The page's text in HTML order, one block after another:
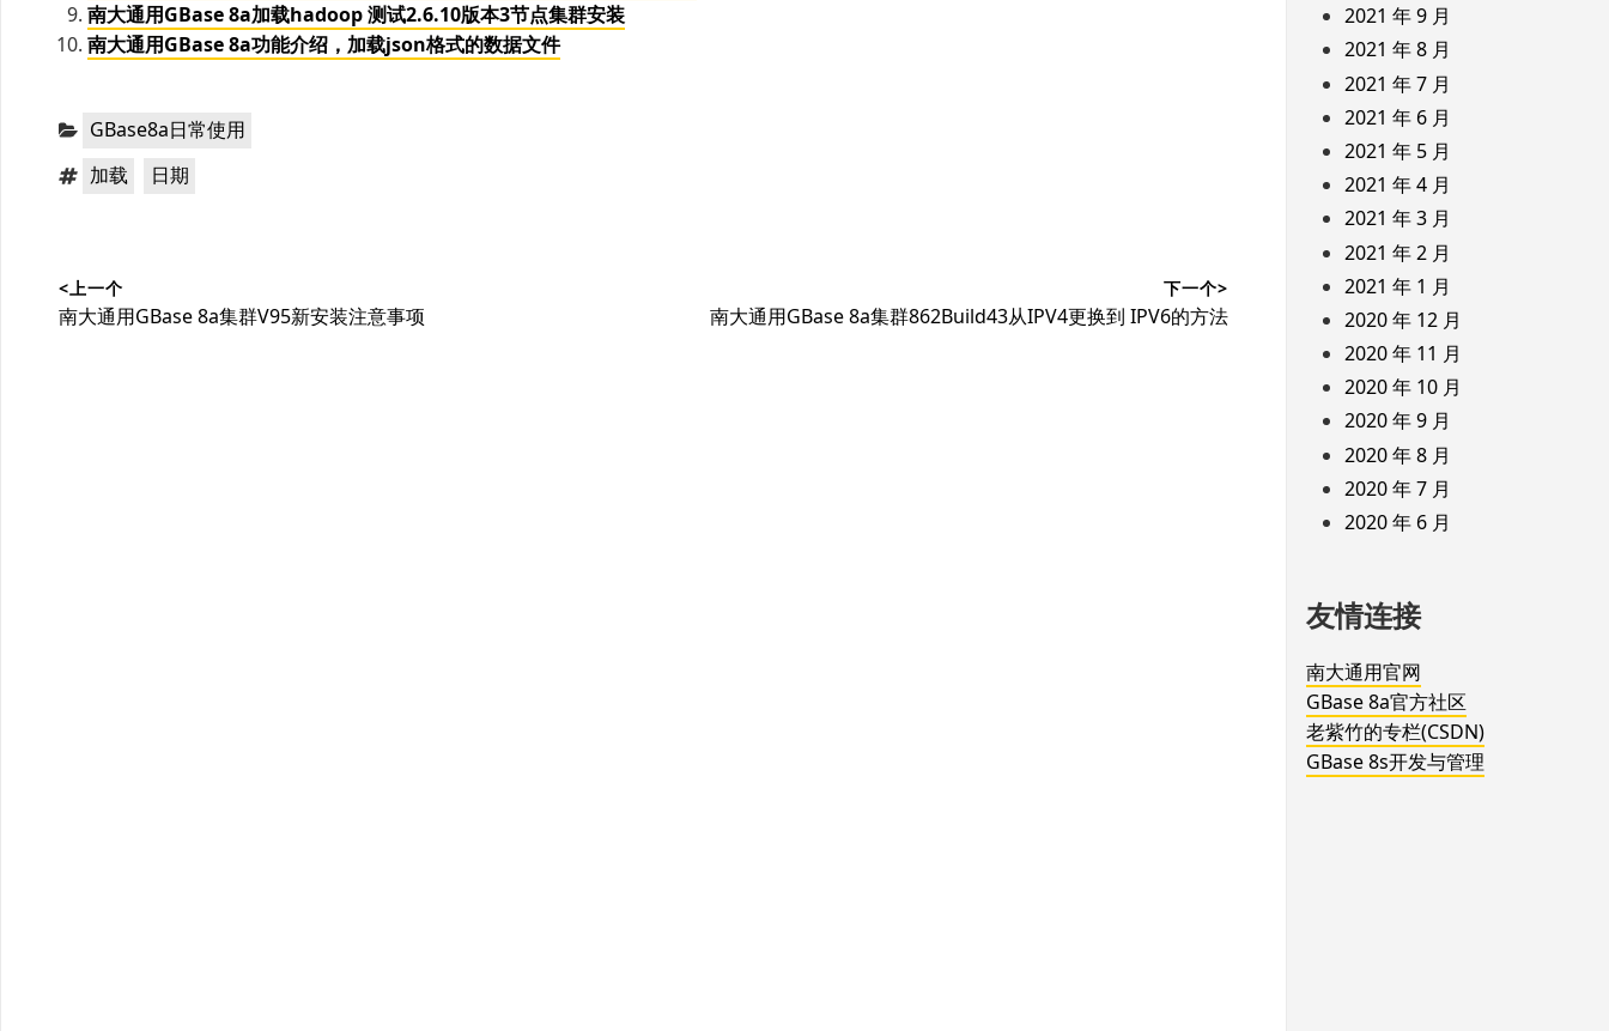
南大通用GBase 8a加载hadoop 测试2.6.10版本3节点集群安装
南大通用GBase 8a功能介绍，加载json格式的数据文件
分
GBase8a日常使用
标 加载 ，日期
章
<上一个
上
南大通用GBase 8a集群V95新安装注意事项
下一个>
下
南大通用GBase 8a集群862Build43从IPV4更换到 IPV6的方法
2021 年 9 月
2021 年 8 月
2021 年 7 月
2021 年 6 月
2021 年 5 月
2021 年 4 月
2021 年 3 月
2021 年 2 月
2021 年 1 月
2020 年 12 月
2020 年 11 月
2020 年 10 月
2020 年 9 月
2020 年 8 月
2020 年 7 月
2020 年 6 月
友情连接
南大通用官网
GBase 8a官方社区
老紫竹的专栏(CSDN)
GBase 8s开发与管理